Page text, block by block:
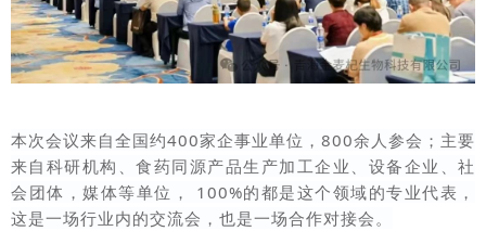
本次会议来自全国约400家企事业单位，800余人参会；主要
来自科研机构、食药同源产品生产加工企业、设备企业、社
会团体，媒体等单位， 100%的都是这个领域的专业代表，
这是一场行业内的交流会，也是一场合作对接会。